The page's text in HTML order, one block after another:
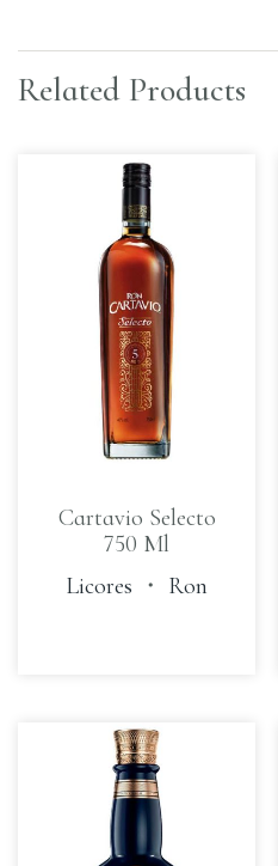
Related Products
Cartavio Selecto
750 Ml
Licores ・ Ron